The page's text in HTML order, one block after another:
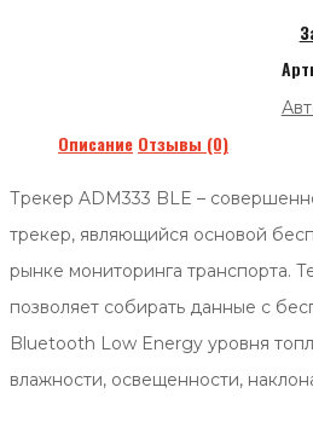
Описание Отзывы (0)
Трекер ADM333 BLE –
трекер, являющийся основой
рынке мониторинга транспорта.
позволяет собирать данные с
Bluetooth Low Energy уровня
влажности, освещенности,